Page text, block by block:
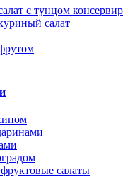
с тунцом
салат
салаты